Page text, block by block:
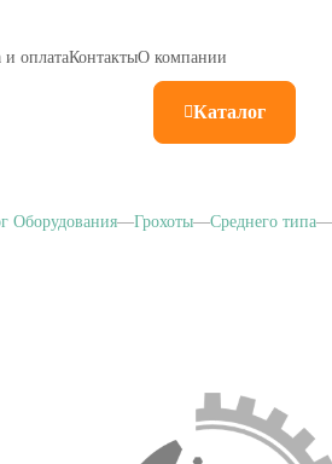
и оплатаКонтактыО компании
Каталог
Оборудования Грохоты Среднего типа